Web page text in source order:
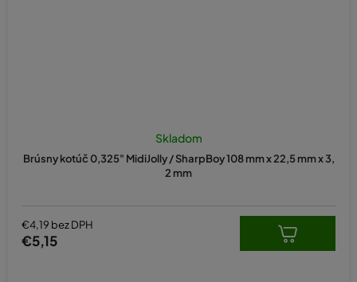
Brúsny kotúč 0,325" MidiJolly / SharpBoy 108 mm x 22,5 mm x 3,
2 mm
Skladom
€4,19 bez DPH
€5,15